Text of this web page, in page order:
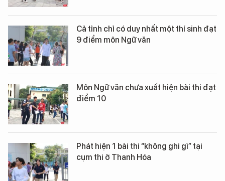
Cả tỉnh chỉ có duy nhất một thí sinh đạt
9 điểm môn Ngữ văn
Môn Ngữ văn chưa xuất hiện bài thi đạt
điểm 10
Phát hiện 1 bài thi “không ghi gì” tại
cụm thi ở Thanh Hóa